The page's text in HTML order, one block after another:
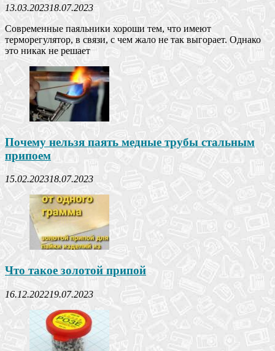
13.03.202318.07.2023
Современные паяльники хороши тем, что имеют
терморегулятор, в связи, с чем жало не так выгорает. Однако
это никак не решает
Почему нельзя паять медные трубы стальным
припоем
15.02.202318.07.2023
Что такое золотой припой
16.12.202219.07.2023